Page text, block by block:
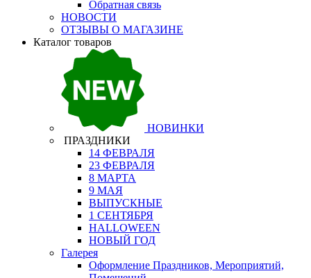
Обратная связь
НОВОСТИ
ОТЗЫВЫ О МАГАЗИНЕ
Каталог товаров
НОВИНКИ
ПРАЗДНИКИ
14 ФЕВРАЛЯ
23 ФЕВРАЛЯ
8 МАРТА
9 МАЯ
ВЫПУСКНЫЕ
1 СЕНТЯБРЯ
HALLOWEEN
НОВЫЙ ГОД
Галерея
Оформление Праздников, Мероприятий,